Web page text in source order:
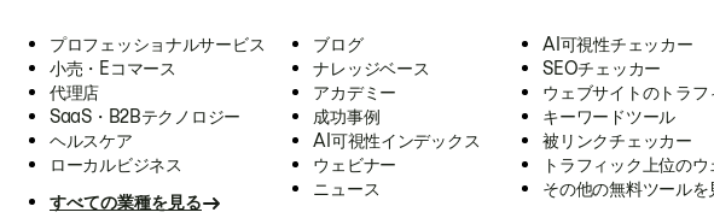
プロフェッショナルサービス
小売・Eコマース
代理店
SaaS・B2Bテクノロジー
ヘルスケア
ローカルビジネス
すべての業種を見る
ブログ
ナレッジベース
アカデミー
成功事例
AI可視性インデックス
ウェビナー
ニュース
AI可視性チェッカー
SEOチェッカー
ウェブサイトのトラ
キーワードツール
被リンクチェッカー
トラフィック上位の
その他の無料ツールを